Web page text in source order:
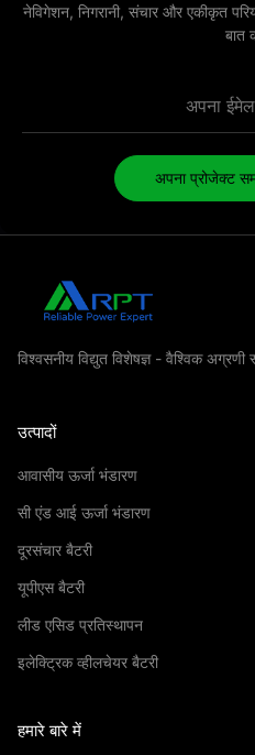
नेविगेशन, निगरानी, ​​संचार और एकीकृत
बात
अपना प्रोजेक्ट
विश्वसनीय विद्युत विशेषज्ञ - वैश्विक अग्रणी
उत्पादों
आवासीय ऊर्जा भंडारण
सी एंड आई ऊर्जा भंडारण
दूरसंचार बैटरी
यूपीएस बैटरी
लीड एसिड प्रतिस्थापन
इलेक्ट्रिक व्हीलचेयर बैटरी
हमारे बारे में